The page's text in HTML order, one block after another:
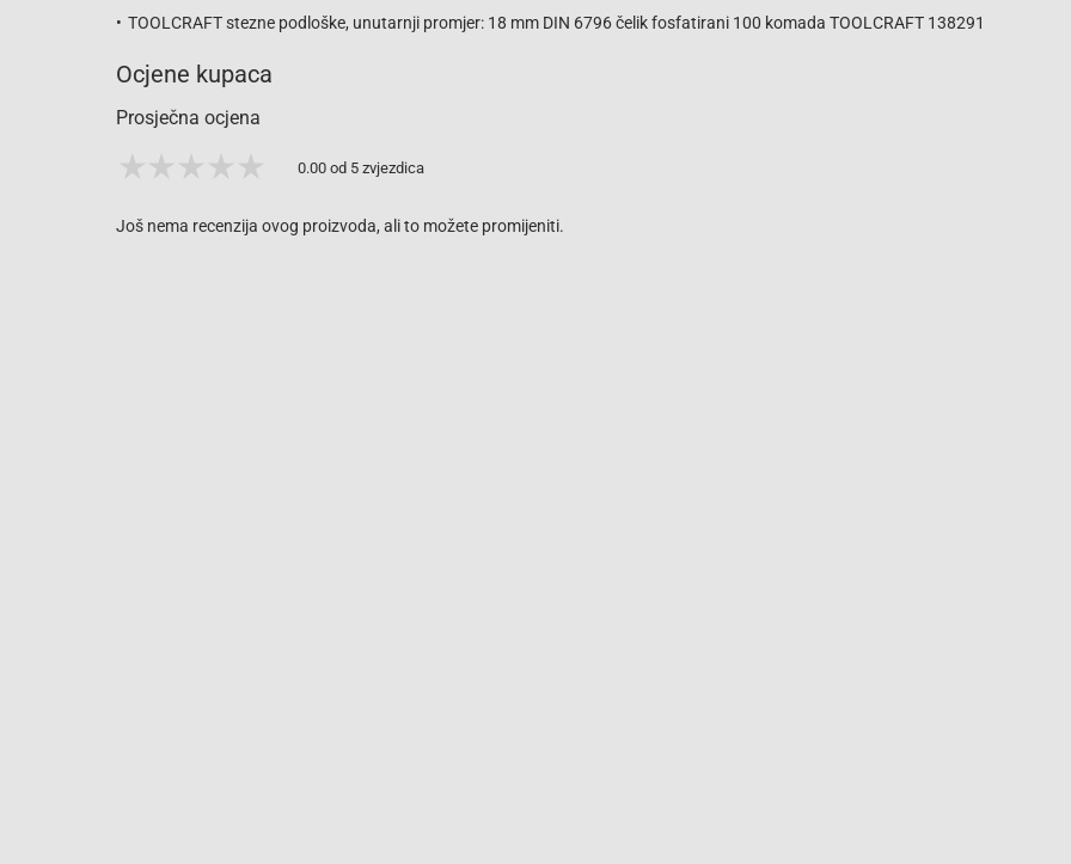
TOOLCRAFT stezne podloške, unutarnji promjer: 18 mm DIN 6796 čelik fosfatirani 100 komada TOOLCRAFT 138291
Ocjene kupaca
Prosječna ocjena
0.00 od 5 zvjezdica
Još nema recenzija ovog proizvoda, ali to možete promijeniti.